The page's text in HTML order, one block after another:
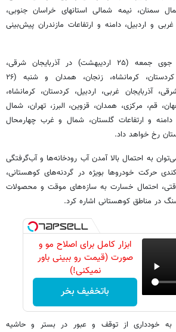
سمنان، نیمه شمالی استانهای خراسان جنوبی،
غربی و اردبیل، دامنه و ارتفاعات مازندران پیش‌بینی
ایسنا نوشت: این شرایط جوی جمعه (۲۵ اردیبهشت) در آذربایجان شرقی،
آذربایجان غربی، اردبیل، کردستان، کرمانشاه، زنجان، همدان و شنبه (۲۶
آذربایجان غربی، اردبیل، کردستان، کرمانشاه،
قم، مرکزی، همدان، قزوین، البرز، تهران، شمال
دامنه و ارتفاعات گلستان، شمال و غرب چهارمحال
رخ خواهد داد.
به احتمال بالا آمدن آب رودخانه‌ها و آب‌گرفتگی
حرکت خودروها بویژه در گردنه‌های کوهستانی،
احتمال خسارت به سازه‌های موقت و محصولات
در مناطق کوهستانی اشاره کرد.
ابزار کامل برای اصلاح مو و
صورت (قیمت رو ببینی باور
نمیکنی!)
باتخفیف بخر
خودداری از توقف و عبور در بستر و حاشیه